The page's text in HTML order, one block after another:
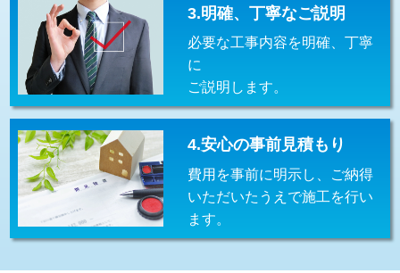
交換・取付（その他部品） 11,000円+材料費
持込商品取付（単水栓） 13,200円
持込商品取付（混合水栓） 16,500円
持込商品取付（浄水器・分岐水栓） 16,500円
給水管工事※（ホール加工) 16,500円
給水管工事※（バンド止め) 3,300円
給水管工事※（支持金具設置)
3.明確、丁寧なご説明
必要な工事内容を明確、丁寧
に
ご説明します。
4.安心の事前見積もり
費用を事前に明示し、ご納得
いただいたうえで施工を行い
ます。